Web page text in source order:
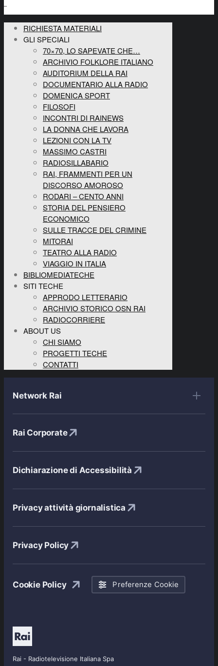
RICHIESTA MATERIALI
GLI SPECIALI
70×70, LO SAPEVATE CHE…
ARCHIVIO FOLKLORE ITALIANO
AUDITORIUM DELLA RAI
DOCUMENTARIO ALLA RADIO
DOMENICA SPORT
FILOSOFI
INCONTRI DI RAINEWS
LA DONNA CHE LAVORA
LEZIONI CON LA TV
MASSIMO CASTRI
RADIOSILLABARIO
RAI, FRAMMENTI PER UN
DISCORSO AMOROSO
RODARI – CENTO ANNI
STORIA DEL PENSIERO
ECONOMICO
SULLE TRACCE DEL CRIMINE
MITORAI
TEATRO ALLA RADIO
VIAGGIO IN ITALIA
BIBLIOMEDIATECHE
SITI TECHE
APPRODO LETTERARIO
ARCHIVIO STORICO OSN RAI
RADIOCORRIERE
ABOUT US
CHI SIAMO
PROGETTI TECHE
CONTATTI